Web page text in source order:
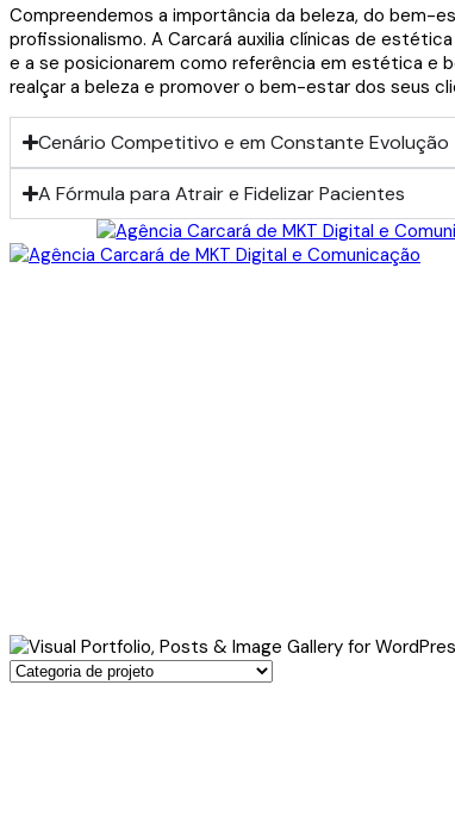
Compreendemos a importância da beleza, do bem-
profissionalismo. A Carcará auxilia clínicas de
e a se posicionarem como referência em estética e
realçar a beleza e promover o bem-estar dos seus
Cenário Competitivo e em Constante Evolução
A Fórmula para Atrair e Fidelizar Pacientes